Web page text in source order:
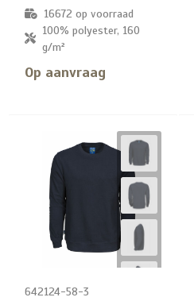
16672 op voorraad
100% polyester, 160
g/m²
Op aanvraag
642124-58-3